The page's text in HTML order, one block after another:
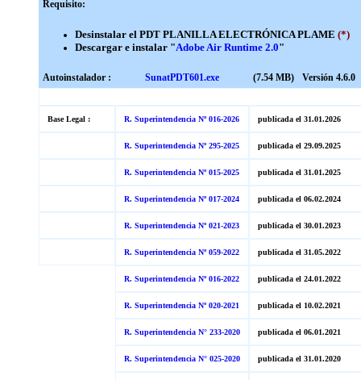
Requisito:
Desinstalar el PDT PLANILLA ELECTRÓNICA PLAME (*)
Descargar e instalar "Adobe Air Runtime 2.0"
Autoinstalador : SunatPDT601.exe (7.54 MB) Versión 4.6.0
Base Legal : R. Superintendencia Nº 016-2026 publicada el 31.01.2026
R. Superintendencia Nº 295-2025 publicada el 29.09.2025
R. Superintendencia Nº 015-2025 publicada el 31.01.2025
R. Superintendencia Nº 017-2024 publicada el 06.02.2024
R. Superintendencia Nº 021-2023 publicada el 30.01.2023
R. Superintendencia Nº 059-2022 publicada el 31.05.2022
R. Superintendencia Nº 016-2022 publicada el 24.01.2022
R. Superintendencia Nº 020-2021 publicada el 10.02.2021
R. Superintendencia N° 233-2020 publicada el 06.01.2021
R. Superintendencia N° 025-2020 publicada el 31.01.2020